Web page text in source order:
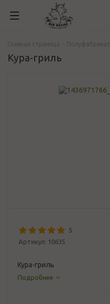
Кура-гриль
5
Артикул: 10635
Кура-гриль
Подробнее